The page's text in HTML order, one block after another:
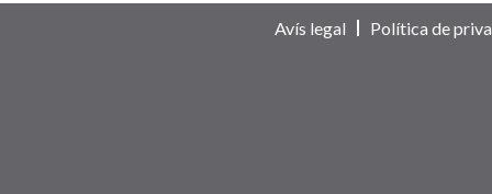
Avís legal Política de